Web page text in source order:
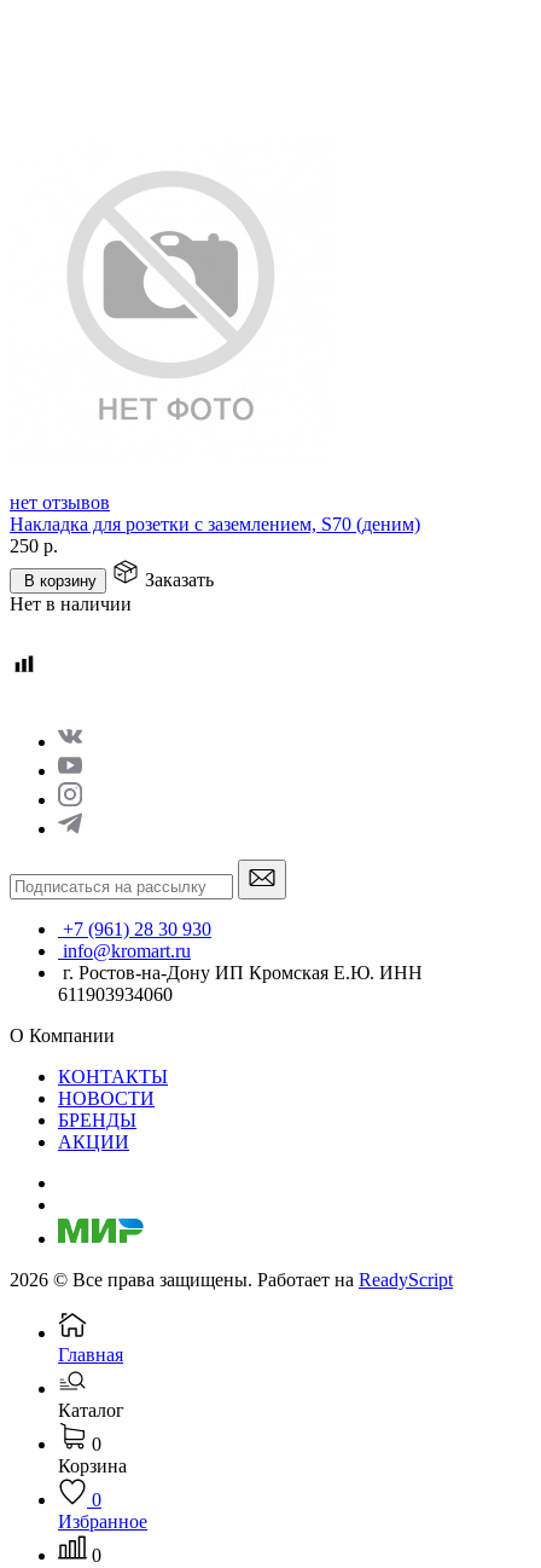
нет отзывов
Накладка для розетки с заземлением, S70 (деним)
250 р.
В корзину
Заказать
Нет в наличии
+7 (961) 28 30 930
info@kromart.ru
г. Ростов-на-Дону ИП Кромская Е.Ю. ИНН
611903934060
О Компании
КОНТАКТЫ
НОВОСТИ
БРЕНДЫ
АКЦИИ
2026 © Все права защищены. Работает на ReadyScript
Главная
Каталог
0
Корзина
0
Избранное
0